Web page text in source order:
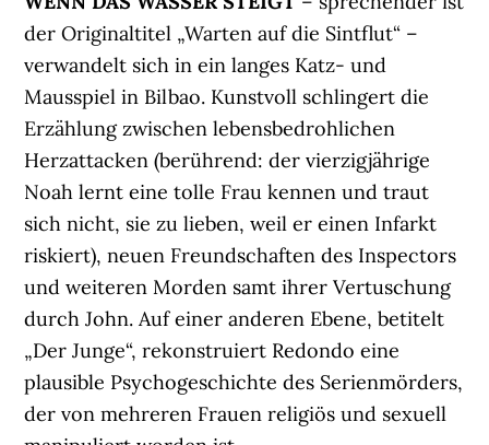
der Originaltitel „Warten auf die Sintflut“ –
verwandelt sich in ein langes Katz- und
Mausspiel in Bilbao. Kunstvoll schlingert die
Erzählung zwischen lebensbedrohlichen
Herzattacken (berührend: der vierzigjährige
Noah lernt eine tolle Frau kennen und traut
sich nicht, sie zu lieben, weil er einen Infarkt
riskiert), neuen Freundschaften des Inspectors
und weiteren Morden samt ihrer Vertuschung
durch John. Auf einer anderen Ebene, betitelt
„Der Junge“, rekonstruiert Redondo eine
plausible Psychogeschichte des Serienmörders,
der von mehreren Frauen religiös und sexuell